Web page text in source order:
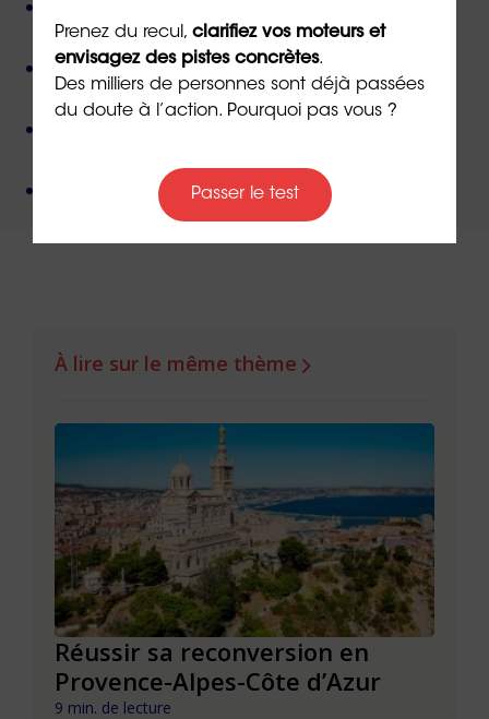
sa création,
Des valeurs humanistes debienveillance
non-jugement
un docteur en
Un organisme de formationcertifié QUALIOPI
À lire sur le même thème
Réussir sa reconversion en
Provence-Alpes-Côte d’Azur
9 min. de lecture
Prenez du recul, clarifiez vos moteurs et
envisagez des pistes concrètes.
Des milliers de personnes sont déjà passées
du doute à l’action. Pourquoi pas vous ?
Passer le test